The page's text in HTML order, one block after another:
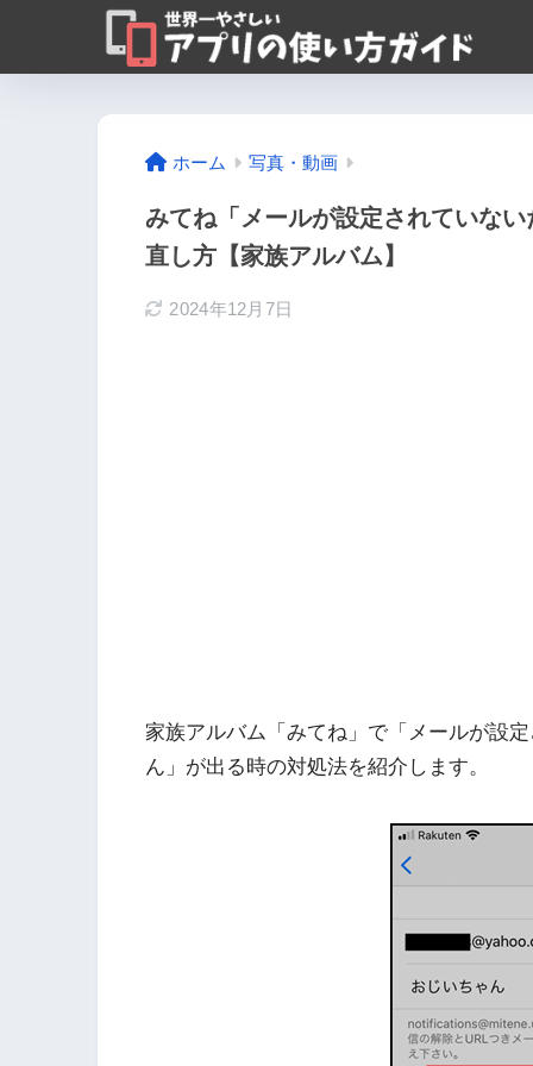
ホーム 写真・動画
みてね「メールが設定されていな
直し方【家族アルバム】
2024年12月7日
家族アルバム「みてね」で「メールが設
ん」が出る時の対処法を紹介します。